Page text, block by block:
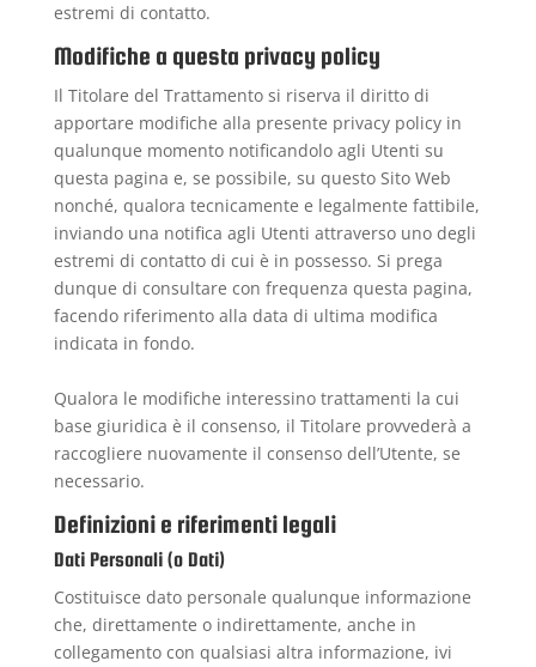
estremi di contatto.
Modifiche a questa privacy policy
Il Titolare del Trattamento si riserva il diritto di
apportare modifiche alla presente privacy policy in
qualunque momento notificandolo agli Utenti su
questa pagina e, se possibile, su questo Sito Web
nonché, qualora tecnicamente e legalmente fattibile,
inviando una notifica agli Utenti attraverso uno degli
estremi di contatto di cui è in possesso. Si prega
dunque di consultare con frequenza questa pagina,
facendo riferimento alla data di ultima modifica
indicata in fondo.
Qualora le modifiche interessino trattamenti la cui
base giuridica è il consenso, il Titolare provvederà a
raccogliere nuovamente il consenso dell’Utente, se
necessario.
Definizioni e riferimenti legali
Dati Personali (o Dati)
Costituisce dato personale qualunque informazione
che, direttamente o indirettamente, anche in
collegamento con qualsiasi altra informazione, ivi